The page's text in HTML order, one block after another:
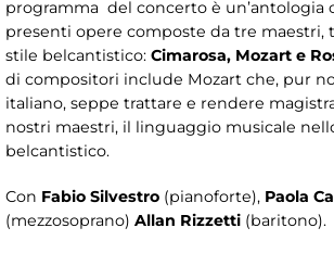
programma del concerto è un’antologia
presenti opere composte da tre maestri,
stile belcantistico: Cimarosa, Mozart e
di compositori include Mozart che, pur
italiano, seppe trattare e rendere
nostri maestri, il linguaggio musicale
belcantistico.
Con Fabio Silvestro (pianoforte), Paola
(mezzosoprano) Allan Rizzetti (baritono).